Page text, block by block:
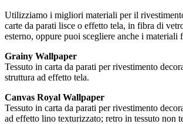
Utilizziamo i migliori materiali per il
carte da parati lisce o effetto tela, in fibra di
esterno, oppure puoi scegliere anche i materiali
Grainy Wallpaper
Tessuto in carta da parati per rivestimento
struttura ad effetto tela.
Canvas Royal Wallpaper
Tessuto in carta da parati per rivestimento
ad effetto lino texturizzato; retro in tessuto non